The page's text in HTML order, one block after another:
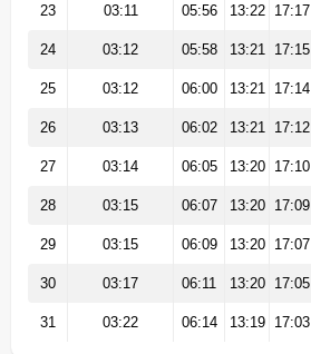
23 03:11 05:56 13:22 17:17
24 03:12 05:58 13:21 17:15
25 03:12 06:00 13:21 17:14
26 03:13 06:02 13:21 17:12
27 03:14 06:05 13:20 17:10
28 03:15 06:07 13:20 17:09
29 03:15 06:09 13:20 17:07
30 03:17 06:11 13:20 17:05
31 03:22 06:14 13:19 17:03